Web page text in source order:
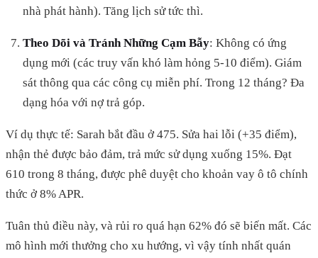
nhà phát hành). Tăng lịch sử tức thì.
Theo Dõi và Tránh Những Cạm Bẫy: Không có ứng
dụng mới (các truy vấn khó làm hỏng 5-10 điểm). Giám
sát thông qua các công cụ miễn phí. Trong 12 tháng? Đa
dạng hóa với nợ trả góp.
Ví dụ thực tế: Sarah bắt đầu ở 475. Sửa hai lỗi (+35 điểm),
nhận thẻ được bảo đảm, trả mức sử dụng xuống 15%. Đạt
610 trong 8 tháng, được phê duyệt cho khoản vay ô tô chính
thức ở 8% APR.
Tuân thủ điều này, và rủi ro quá hạn 62% đó sẽ biến mất. Các
mô hình mới thưởng cho xu hướng, vì vậy tính nhất quán